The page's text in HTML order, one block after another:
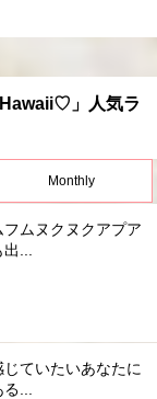
」人気ラ
Monthly
ムヌクヌクアプア
...
ていたいあなたに
...